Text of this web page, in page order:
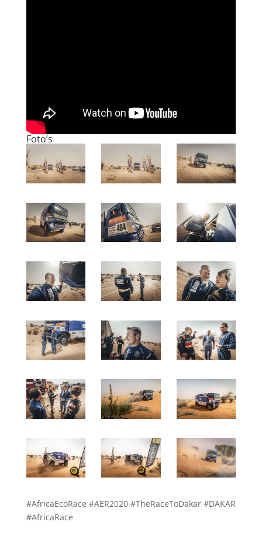
Foto’s
#AfricaEcoRace #AER2020 #TheRaceToDakar #DAKAR
#AfricaRace